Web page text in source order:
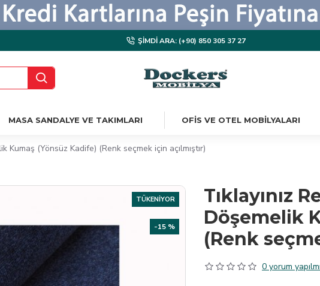
ŞIMDI ARA: (+90) 850 305 37 27
MASA SANDALYE VE TAKIMLARI OFIS VE OTEL MOBILYALARI
Kumaş (Yönsüz Kadife) (Renk seçmek için açılmıştır)
TÜKENIYOR
-15 %
Tıklayınız
Döşemelik
(Renk
0 yorum